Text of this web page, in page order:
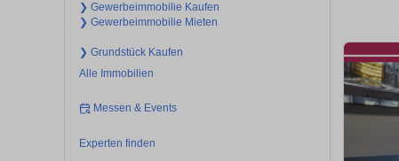
❯ Gewerbeimmobilie Kaufen
❯ Gewerbeimmobilie Mieten
❯ Grundstück Kaufen
Alle Immobilien
Messen & Events
Experten finden